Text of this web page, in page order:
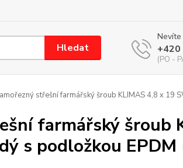
Hledat
Nevíte
(PO -
střešní farmářský šroub KLIMAS 4,8 x 19
farmářský šroub
s podložkou